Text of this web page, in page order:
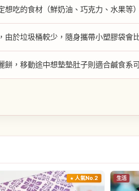
想吃的食材（鮮奶油、巧克力、水果等
由於垃圾桶較少，隨身攜帶小塑膠袋會
餅，移動途中想墊墊肚子則適合鹹食系
人氣No.2 生活